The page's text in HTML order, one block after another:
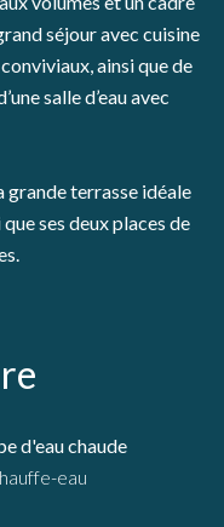
séjour avec cuisine
ainsi que de
salle d’eau avec
grande terrasse idéale
ses deux places de
d'eau chaude
eau